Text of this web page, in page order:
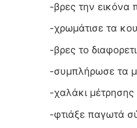
-βρες την εικόνα
-χρωμάτισε τα
-βρες το
-συμπλήρωσε τα
-χαλάκι μέτρησης
-φτιάξε παγωτά